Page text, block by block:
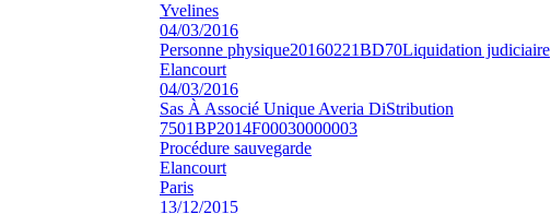
Yvelines
04/03/2016
Personne physique20160221BD70Liquidation judiciaire
Elancourt
04/03/2016
Sas À Associé Unique Averia DiStribution
7501BP2014F00030000003
Procédure sauvegarde
Elancourt
Paris
13/12/2015